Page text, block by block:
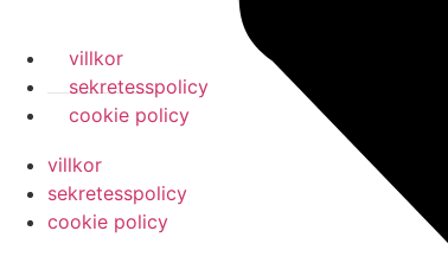
villkor
sekretesspolicy
cookie policy
villkor
sekretesspolicy
cookie policy